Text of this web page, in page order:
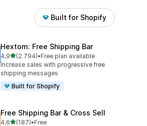
Built for Shopify
Hextom: Free Shipping Bar
4,9z 5 hvězd
(2 794)
Celkový počet recenzí: 2794
•Free plan available
Increase sales with progressive free
shipping messages
Built for Shopify
Free Shipping Bar & Cross Sell
4,6z 5 hvězd
(187)•Free